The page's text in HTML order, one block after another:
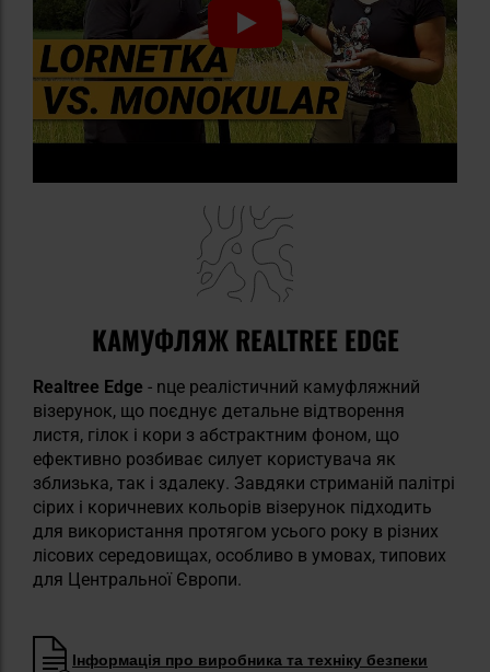
КАМУФЛЯЖ REALTREE EDGE
Realtree Edge - nце реалістичний камуфляжний
візерунок, що поєднує детальне відтворення
листя, гілок і кори з абстрактним фоном, що
ефективно розбиває силует користувача як
зблизька, так і здалеку. Завдяки стриманій палітрі
сірих і коричневих кольорів візерунок підходить
для використання протягом усього року в різних
лісових середовищах, особливо в умовах, типових
для Центральної Європи.
Інформація про виробника та техніку безпеки